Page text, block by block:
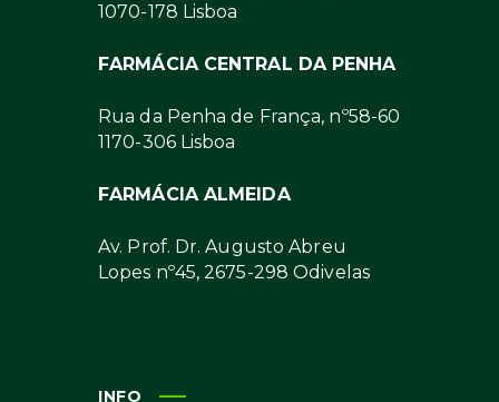
1070-178 Lisboa
FARMÁCIA CENTRAL DA PENHA
Rua da Penha de França, nº58-60
1170-306 Lisboa
FARMÁCIA ALMEIDA
Av. Prof. Dr. Augusto Abreu
Lopes nº45, 2675-298 Odivelas
INFO